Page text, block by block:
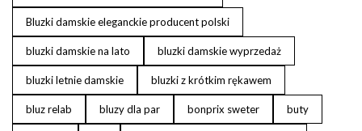
Bluzki damskie eleganckie producent polski
bluzki damskie na lato bluzki damskie wyprzedaż
bluzki letnie damskie bluzki z krótkim rękawem
bluz relab bluzy dla par bonprix sweter buty